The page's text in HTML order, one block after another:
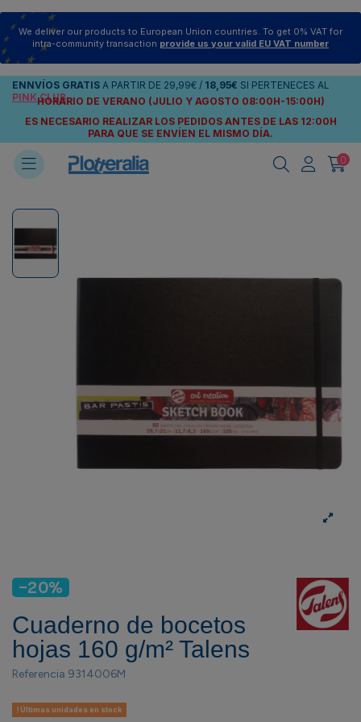
We deliver our products to European Union countries. To get 0% VAT for
intra-community transaction provide us your valid EU VAT number
ENNVÍOS GRATIS A PARTIR DE 29,99€ / 18,95€ SI PERTENECES AL
PINK CLUB
HORARIO DE VERANO (JULIO Y AGOSTO 08:00H-15:00H)
ES NECESARIO REALIZAR LOS PEDIDOS ANTES DE LAS 12:00H
PARA QUE SE ENVÍEN EL MISMO DÍA.
0
-20%
Cuaderno de bocetos
hojas 160 g/m² Talens
Referencia 9314006M
Últimas unidades en stock